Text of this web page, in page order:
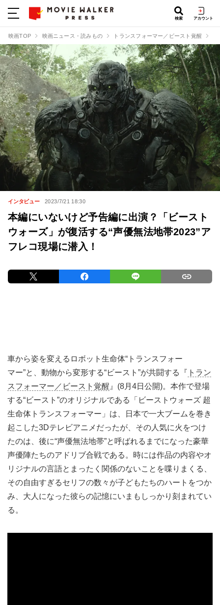
検索 アカウント
映画TOP 映画ニュース・読みもの トランスフォーマー／ビースト覚醒
インタビュー 2023/7/21 18:30
本編にいないけど予告編に出演？「ビースト
ウォーズ」が復活する“声優無法地帯2023”ア
フレコ現場に潜入！
車から姿を変えるロボット生命体“トランスフォー
マー”と、動物から変形する“ビースト”が共闘する『 トラン
スフォーマー／ビースト覚醒 』(8月4日公開)。本作で登場
する“ビースト”のオリジナルである「ビーストウォーズ 超
生命体トランスフォーマー」は、日本で一大ブームを巻き
起こした3Dテレビアニメだったが、その人気に火をつけ
たのは、後に“声優無法地帯”と呼ばれるまでになった豪華
声優陣たちのアドリブ合戦である。時には作品の内容やオ
リジナルの言語とまったく関係のないことを喋りまくる、
その自由すぎるセリフの数々が子どもたちのハートをつか
み、大人になった彼らの記憶にいまもしっかり刻まれてい
る。